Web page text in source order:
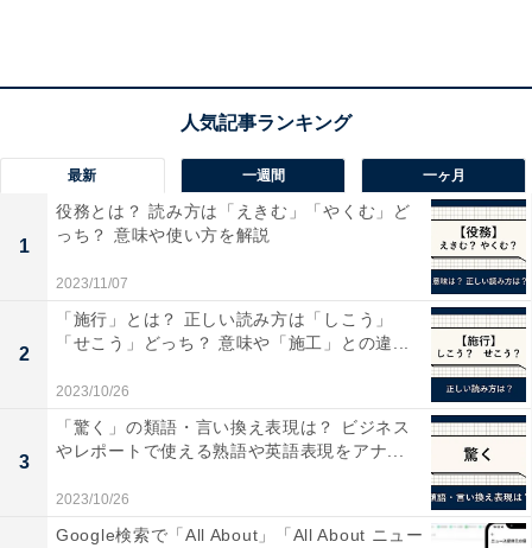
最新 一週間 一ヶ月
1
役務とは？ 読み方は「えきむ」「やくむ」ど
っち？ 意味や使い方を解説
2023/11/07
2
「施行」とは？ 正しい読み方は「しこう」
「せこう」どっち？ 意味や「施工」との違...
2023/10/26
3
「驚く」の類語・言い換え表現は？ ビジネス
やレポートで使える熟語や英語表現をアナ...
2023/10/26
Google検索で「All About」「All About ニュー